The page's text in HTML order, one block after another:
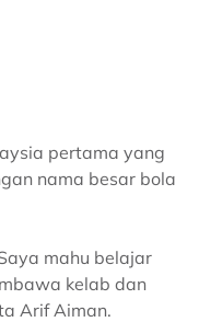
pertama yang
nama besar bola
mahu belajar
kelab dan
Arif Aiman.